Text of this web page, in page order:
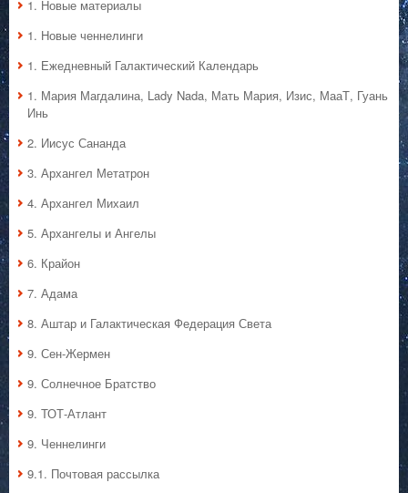
1. Hовые материалы
1. Hовые ченнелинги
1. Ежедневный Галактический Календарь
1. Мария Магдалина, Lady Nada, Мать Мария, Изис, МааТ, Гуань
Инь
2. Иисус Сананда
3. Архангел Метатрон
4. Архангел Михаил
5. Архангелы и Ангелы
6. Крайон
7. Адама
8. Аштар и Галактическая Федерация Света
9. Сен-Жермен
9. Солнечное Братство
9. ТОТ-Атлант
9. Ченнелинги
9.1. Почтовая рассылка